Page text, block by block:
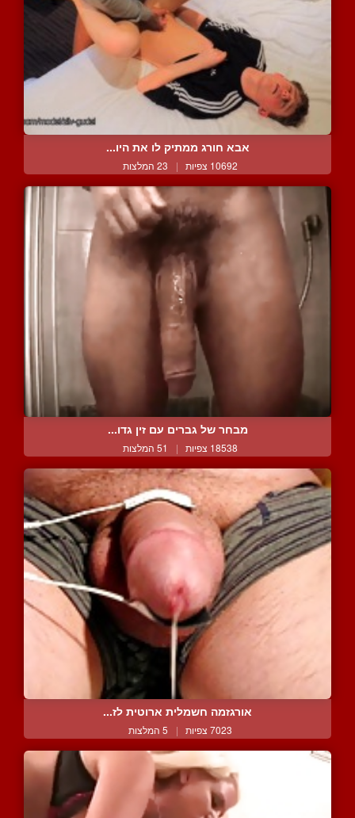
אבא חורג ממתיק לו את היו...
10692 צפיות | 23 המלצות
מבחר של גברים עם זין גדו...
18538 צפיות | 51 המלצות
אורגזמה חשמלית ארוטית לז...
7023 צפיות | 5 המלצות